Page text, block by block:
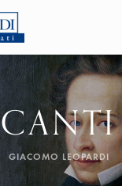
CANTI
GIACOMO LEOPARDI